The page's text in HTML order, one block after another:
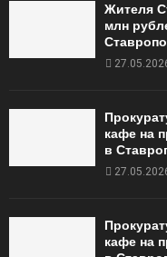
Жителя
млн
кафе на
в
кафе на